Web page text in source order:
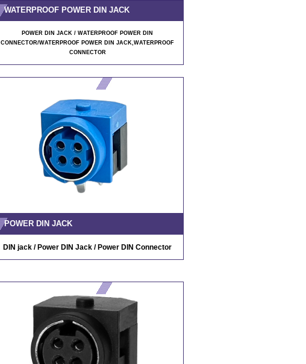
WATERPROOF POWER DIN JACK
POWER DIN JACK / WATERPROOF POWER DIN
CONNECTOR/WATERPROOF POWER DIN JACK,WATERPROOF
CONNECTOR
POWER DIN JACK
DIN jack / Power DIN Jack / Power DIN Connector